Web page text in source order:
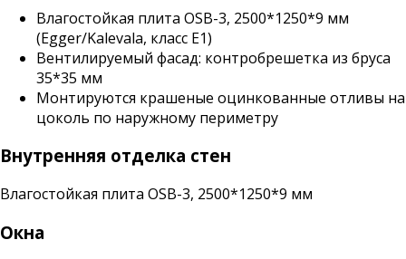
Влагостойкая плита OSB-3, 2500*1250*9 мм
(Egger/Kalevala, класс Е1)
Вентилируемый фасад: контробрешетка из бруса
35*35 мм
Монтируются крашеные оцинкованные отливы на
цоколь по наружному периметру
Внутренняя отделка стен
Влагостойкая плита OSB-3, 2500*1250*9 мм
Окна